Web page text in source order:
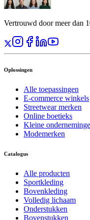
Vertrouwd door meer dan
Oplossingen
Alle toepassingen
E-commerce winkels
Streetwear merken
Online boetieks
Kleine
Modemerken
Catalogus
Alle producten
Sportkleding
Bovenkleding
Volledig lichaam
Onderstukken
Bovenstukken